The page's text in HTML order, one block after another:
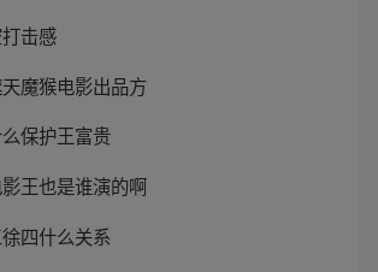
击感
魔猴电影出品方
保护王富贵
王也是谁演的啊
四什么关系